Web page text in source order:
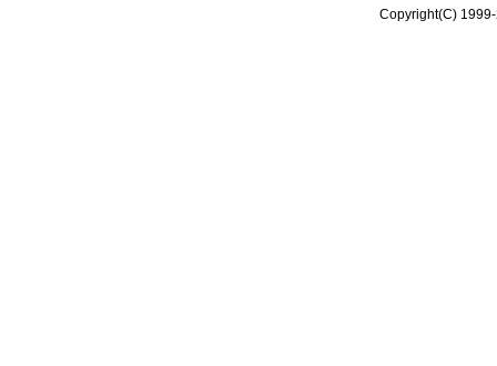
Copyright(C)